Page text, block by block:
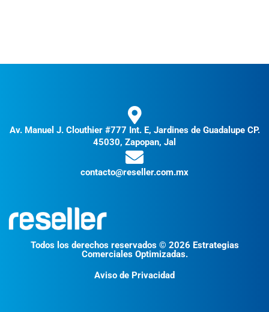
Av. Manuel J. Clouthier #777 Int. E, Jardines de Guadalupe CP.
45030, Zapopan, Jal
contacto@reseller.com.mx
Todos los derechos reservados © 2026 Estrategias
Comerciales Optimizadas.
Aviso de Privacidad